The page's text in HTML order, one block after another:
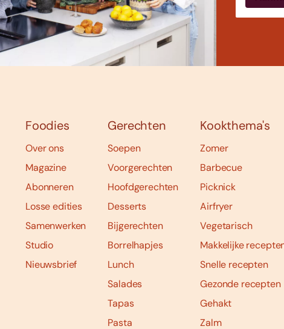
Foodies
Over ons
Magazine
Abonneren
Losse edities
Samenwerken
Studio
Nieuwsbrief
Gerechten
Soepen
Voorgerechten
Hoofdgerechten
Desserts
Bijgerechten
Borrelhapjes
Lunch
Salades
Tapas
Pasta
Kookthema's
Zomer
Barbecue
Picknick
Airfryer
Vegetarisch
Makkelijke
Snelle recepten
Gezonde recepten
Gehakt
Zalm